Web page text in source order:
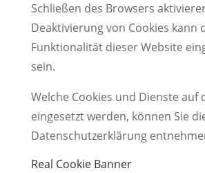
Schließen des Browsers
Deaktivierung von Cookies kann
Funktionalität dieser Website
sein.
Welche Cookies und Dienste auf
eingesetzt werden, können Sie
Datenschutzerklärung
Real Cookie Banner